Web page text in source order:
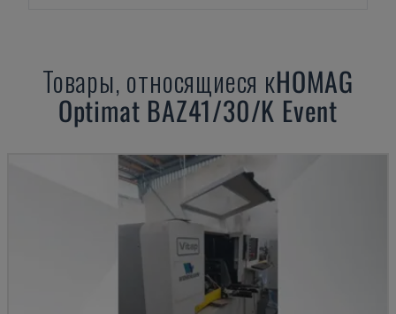
Товары, относящиеся кHOMAG
Optimat BAZ41/30/K Event